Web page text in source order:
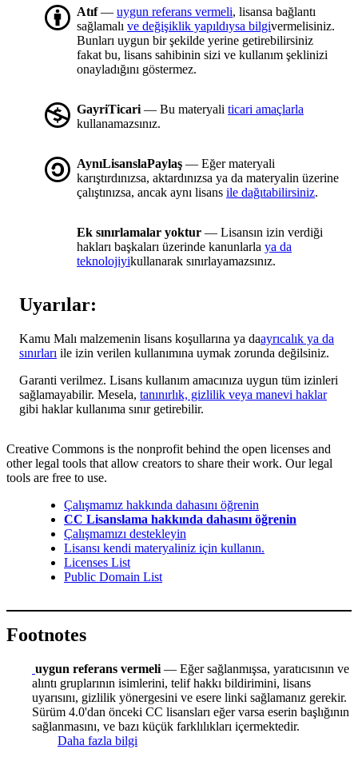
Atıf— uygun referans vermeli, lisansa bağlantı
sağlamalı ve değişiklik yapıldıysa bilgivermelisiniz.
Bunları uygun bir şekilde yerine getirebilirsiniz
fakat bu, lisans sahibinin sizi ve kullanım şeklinizi
onayladığını göstermez.
GayriTicari — Bu materyali ticari amaçlarla
kullanamazsınız.
AynıLisanslaPaylaş — Eğer materyali
karıştırdınızsa, aktardınızsa ya da materyalin üzerine
çalıştınızsa, ancak aynı lisans ile dağıtabilirsiniz.
Ek sınırlamalar yoktur — Lisansın izin verdiği
hakları başkaları üzerinde kanunlarla ya da
teknolojiyikullanarak sınırlayamazsınız.
Uyarılar:
Kamu Malı malzemenin lisans koşullarına ya daayrıcalık ya da
sınırları ile izin verilen kullanımına uymak zorunda değilsiniz.
Garanti verilmez. Lisans kullanım amacınıza uygun tüm izinleri
sağlamayabilir. Mesela, tanınırlık, gizlilik veya manevi haklar
gibi haklar kullanıma sınır getirebilir.
Creative Commons is the nonprofit behind the open licenses and
other legal tools that allow creators to share their work. Our legal
tools are free to use.
Çalışmamız hakkında dahasını öğrenin
CC Lisanslama hakkında dahasını öğrenin
Çalışmamızı destekleyin
Lisansı kendi materyaliniz için kullanın.
Licenses List
Public Domain List
Footnotes
uygun referans vermeli — Eğer sağlanmışsa, yaratıcısının ve
alıntı gruplarının isimlerini, telif hakkı bildirimini, lisans
uyarısını, gizlilik yönergesini ve esere linki sağlamanız gerekir.
Sürüm 4.0'dan önceki CC lisansları eğer varsa eserin başlığının
sağlanmasını, ve bazı küçük farklılıkları içermektedir.
Daha fazla bilgi